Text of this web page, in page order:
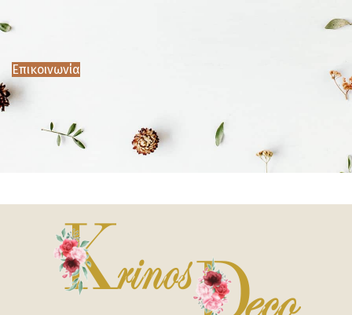
Επικοινωνία